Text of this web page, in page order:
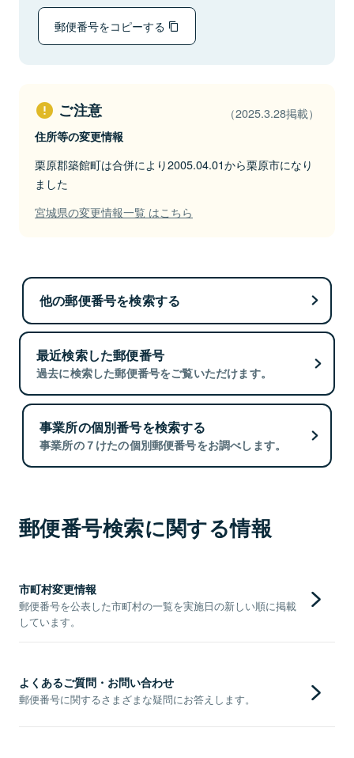
郵便番号をコピーする
ご注意 （2025.3.28掲載）
住所等の変更情報
栗原郡築館町は合併により2005.04.01から栗原市になり
ました
宮城県の変更情報一覧 はこちら
他の郵便番号を検索する
最近検索した郵便番号
過去に検索した郵便番号をご覧いただけます。
事業所の個別番号を検索する
事業所の７けたの個別郵便番号をお調べします。
郵便番号検索に関する情報
市町村変更情報
郵便番号を公表した市町村の一覧を実施日の新しい順に掲載
しています。
よくあるご質問・お問い合わせ
郵便番号に関するさまざまな疑問にお答えします。